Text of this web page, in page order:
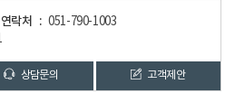
연락처
051-790-1003
상담문의 고객제안